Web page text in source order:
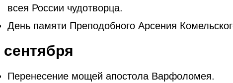
всея России чудотворца.
День памяти Преподобного Арсения
сентября
Перенесение мощей апостола Варфоломея.